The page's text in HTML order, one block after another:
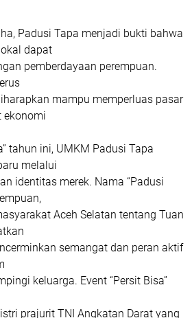
Padusi Tapa menjadi bukti bahwa
dapat
pemberdayaan perempuan.
mampu memperluas pasar
ekonomi
tahun ini, UMKM Padusi Tapa
melalui
identitas merek. Nama “Padusi
Aceh Selatan tentang Tuan
semangat dan peran aktif
keluarga. Event “Persit Bisa”
prajurit TNI Angkatan Darat yang